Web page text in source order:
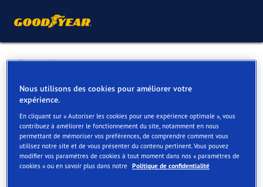
Retour liste
NACHSEM LEJOLY GAR
Services disponibles en ligne et en magasin
Contact Services
Nous utilisons des cookies pour améliorer votre
expérience.
En cliquant sur « Autoriser les cookies pour une expérience optimale », vous
contribuez à améliorer le fonctionnement du site, notamment en nous
permettant de mémoriser vos préférences, de comprendre comment vous
utilisez notre site et de vous présenter du contenu pertinent. Vous pouvez
modifier vos paramètres de cookies à tout moment dans nos « paramètres de
cookies » ou en savoir plus dans notre Politique de confidentialité